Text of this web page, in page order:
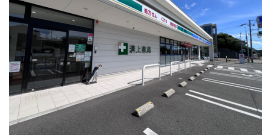
【その他補足】
1) 従事すべき業務の変更の範囲
変更なし
2) 就業場所の変更の範囲
佐賀県・福岡県・熊本県・長崎県内の溝上薬局全店。
なお他県に出店する場合はそれらを含む。ただし、双方の合意
のもと決定する。
3) 有期労働契約を更新する場合の基準
更新の有無 （更新する場合がある）